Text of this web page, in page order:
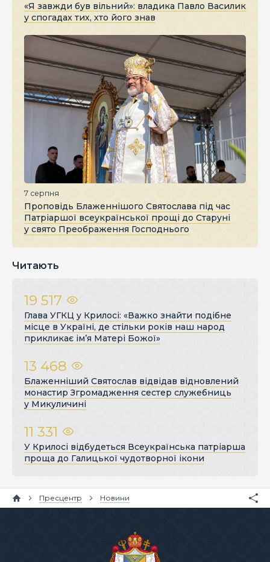
«Я завжди був вільний»: владика Павло Василик
у спогадах тих, хто його знав
7 серпня
Проповідь Блаженнішого Святослава під час
Патріаршої всеукраїнської прощі до Старуні
у свято Преображення Господнього
Читають
19 517
Глава УГКЦ у Крилосі: «Важко знайти подібне
місце в Україні, де стільки років наш народ
прикликає ім’я Матері Божої»
13 468
Блаженніший Святослав відвідав відновлений
монастир Згромадження сестер служебниць
у Микуличині
11 331
У Крилосі відбудеться Всеукраїнська патріарша
проща до Галицької чудотворної ікони
Пресцентр Новини